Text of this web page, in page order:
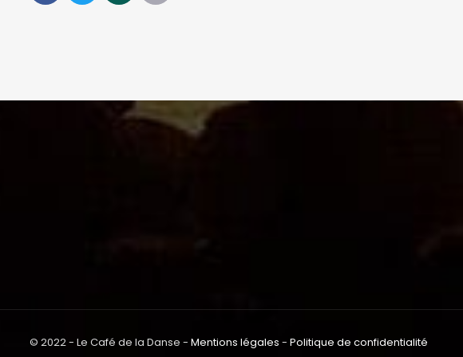
© 2022 - Le Café de la Danse - Mentions légales - Politique de confidentialité